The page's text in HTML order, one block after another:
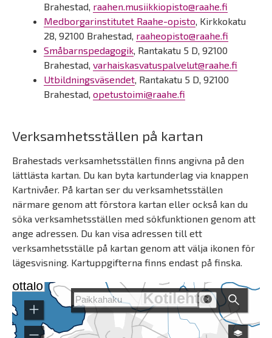
Brahestad, raahen.musiikkiopisto@raahe.fi
Medborgarinstitutet Raahe-opisto, Kirkkokatu
28, 92100 Brahestad, raaheopisto@raahe.fi
Småbarnspedagogik, Rantakatu 5 D, 92100
Brahestad, varhaiskasvatuspalvelut@raahe.fi
Utbildningsväsendet, Rantakatu 5 D, 92100
Brahestad, opetustoimi@raahe.fi
Verksamhetsställen på kartan
Brahestads verksamhetsställen finns angivna på den
lättlästa kartan. Du kan byta kartunderlag via knappen
Kartnivåer. På kartan ser du verksamhetsställen
närmare genom att förstora kartan eller också kan du
söka verksamhetsställen med sökfunktionen genom att
ange adressen. Du kan visa adressen till ett
verksamhetsställe på kartan genom att välja ikonen för
lägesvisning. Kartuppgifterna finns endast på finska.